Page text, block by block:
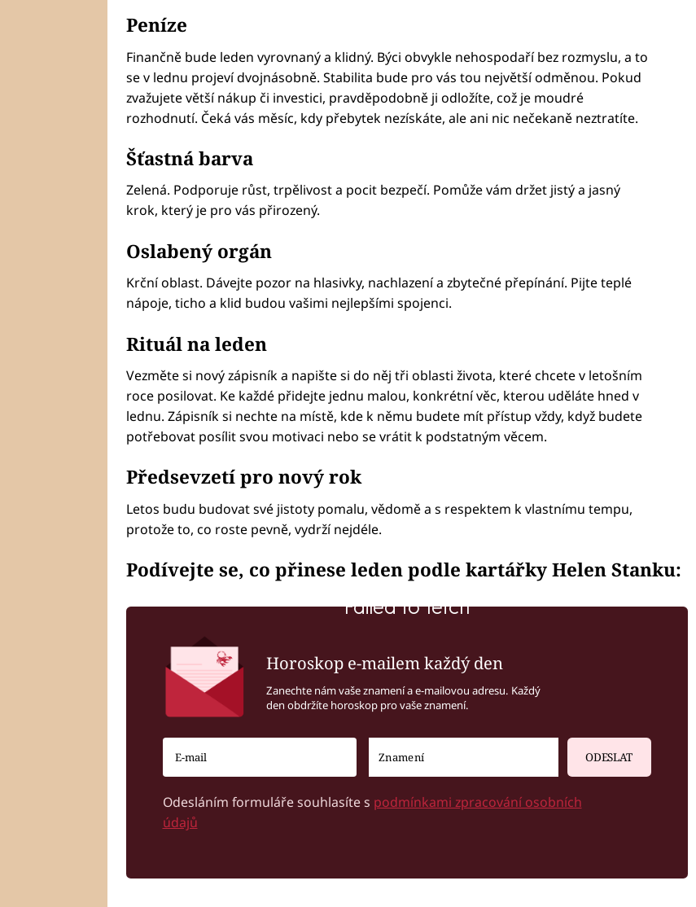
Peníze
Finančně bude leden vyrovnaný a klidný. Býci obvykle nehospodaří bez rozmyslu, a to
se v lednu projeví dvojnásobně. Stabilita bude pro vás tou největší odměnou. Pokud
zvažujete větší nákup či investici, pravděpodobně ji odložíte, což je moudré
rozhodnutí. Čeká vás měsíc, kdy přebytek nezískáte, ale ani nic nečekaně neztratíte.
Šťastná barva
Zelená. Podporuje růst, trpělivost a pocit bezpečí. Pomůže vám držet jistý a jasný
krok, který je pro vás přirozený.
Oslabený orgán
Krční oblast. Dávejte pozor na hlasivky, nachlazení a zbytečné přepínání. Pijte teplé
nápoje, ticho a klid budou vašimi nejlepšími spojenci.
Rituál na leden
Vezměte si nový zápisník a napište si do něj tři oblasti života, které chcete v letošním
roce posilovat. Ke každé přidejte jednu malou, konkrétní věc, kterou uděláte hned v
lednu. Zápisník si nechte na místě, kde k němu budete mít přístup vždy, když budete
potřebovat posílit svou motivaci nebo se vrátit k podstatným věcem.
Předsevzetí pro nový rok
Letos budu budovat své jistoty pomalu, vědomě a s respektem k vlastnímu tempu,
protože to, co roste pevně, vydrží nejdéle.
Podívejte se, co přinese leden podle kartářky Helen Stanku:
Failed to fetch
Horoskop e-mailem každý den
Zanechte nám vaše znamení a e-mailovou adresu. Každý
den obdržíte horoskop pro vaše znamení.
ODESLAT
Odesláním formuláře souhlasíte s podmínkami zpracování osobních
údajů